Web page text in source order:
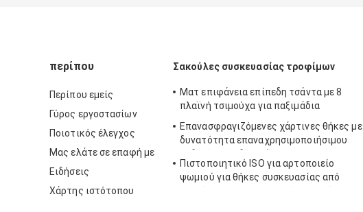
περίπου
Περίπου εμείς
Γύρος εργοστασίων
Ποιοτικός έλεγχος
Μας ελάτε σε επαφή με
Ειδήσεις
Χάρτης ιστότοπου
Σακούλες συσκευασίας τροφίμων
Ματ επιφάνεια επίπεδη τσάντα με 8
πλαϊνή τσιμούχα για παξιμάδια
Επανασφραγιζόμενες χάρτινες θήκες με
δυνατότητα επαναχρησιμοποιήσιμου
Πιστοποιητικό ISO για αρτοποιείο
ψωμιού για θήκες συσκευασίας από